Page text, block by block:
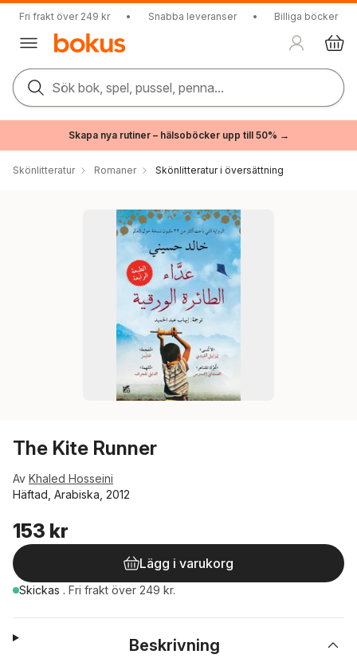
Fri frakt över 249 kr • Snabba leveranser • Billiga böcker
Sök bok, spel, pussel, penna...
Skapa nya rutiner – hälsoböcker upp till 50% →
Skönlitteratur Romaner Skönlitteratur i översättning
The Kite Runner
Av Khaled Hosseini
Häftad, Arabiska, 2012
153 kr
Lägg i varukorg
Skickas . Fri frakt över 249 kr.
Beskrivning